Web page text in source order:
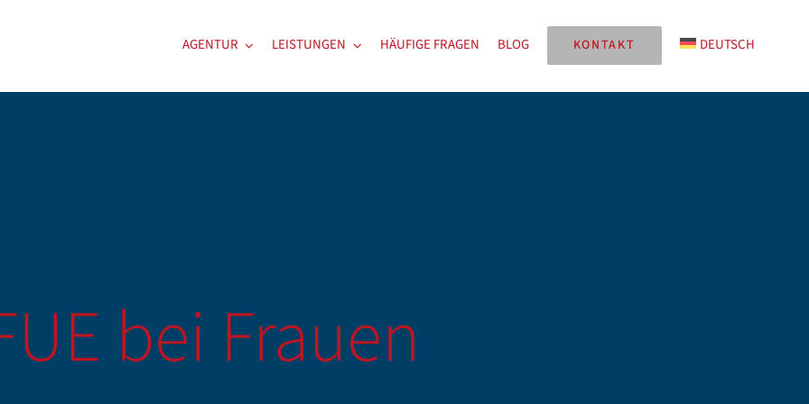
AGENTUR LEISTUNGEN HÄUFIGE FRAGEN BLOG KONTAKT DEUTSCH
bei Frauen